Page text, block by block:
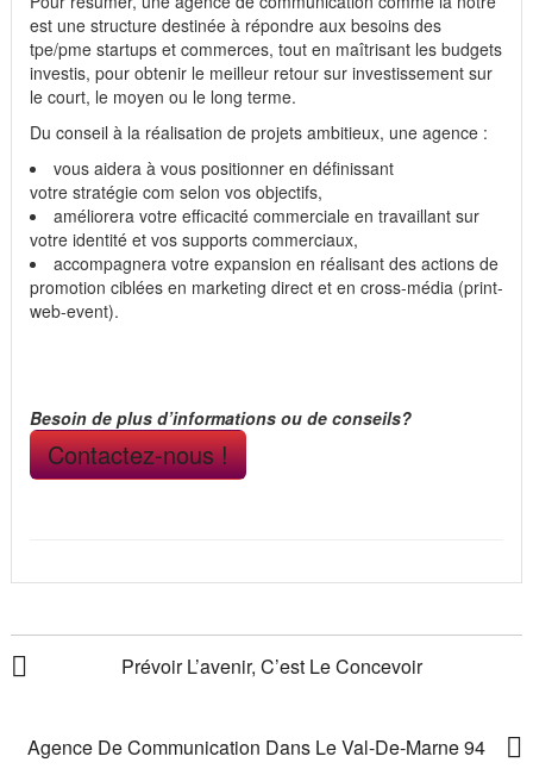
est une structure destinée à répondre aux besoins des
tpe/pme startups et commerces, tout en maîtrisant les budgets
investis, pour obtenir le meilleur retour sur investissement sur
le court, le moyen ou le long terme.
Du conseil à la réalisation de projets ambitieux, une agence :
vous aidera à vous positionner en définissant
votre stratégie com selon vos objectifs,
améliorera votre efficacité commerciale en travaillant sur
votre identité et vos supports commerciaux,
accompagnera votre expansion en réalisant des actions de
promotion ciblées en marketing direct et en cross-média (print-
web-event).
Besoin de plus d’informations ou de conseils?
Contactez-nous !
NAVIGATION
DE
Prévoir L’avenir, C’est Le Concevoir
Agence De Communication Dans Le Val-De-Marne 94